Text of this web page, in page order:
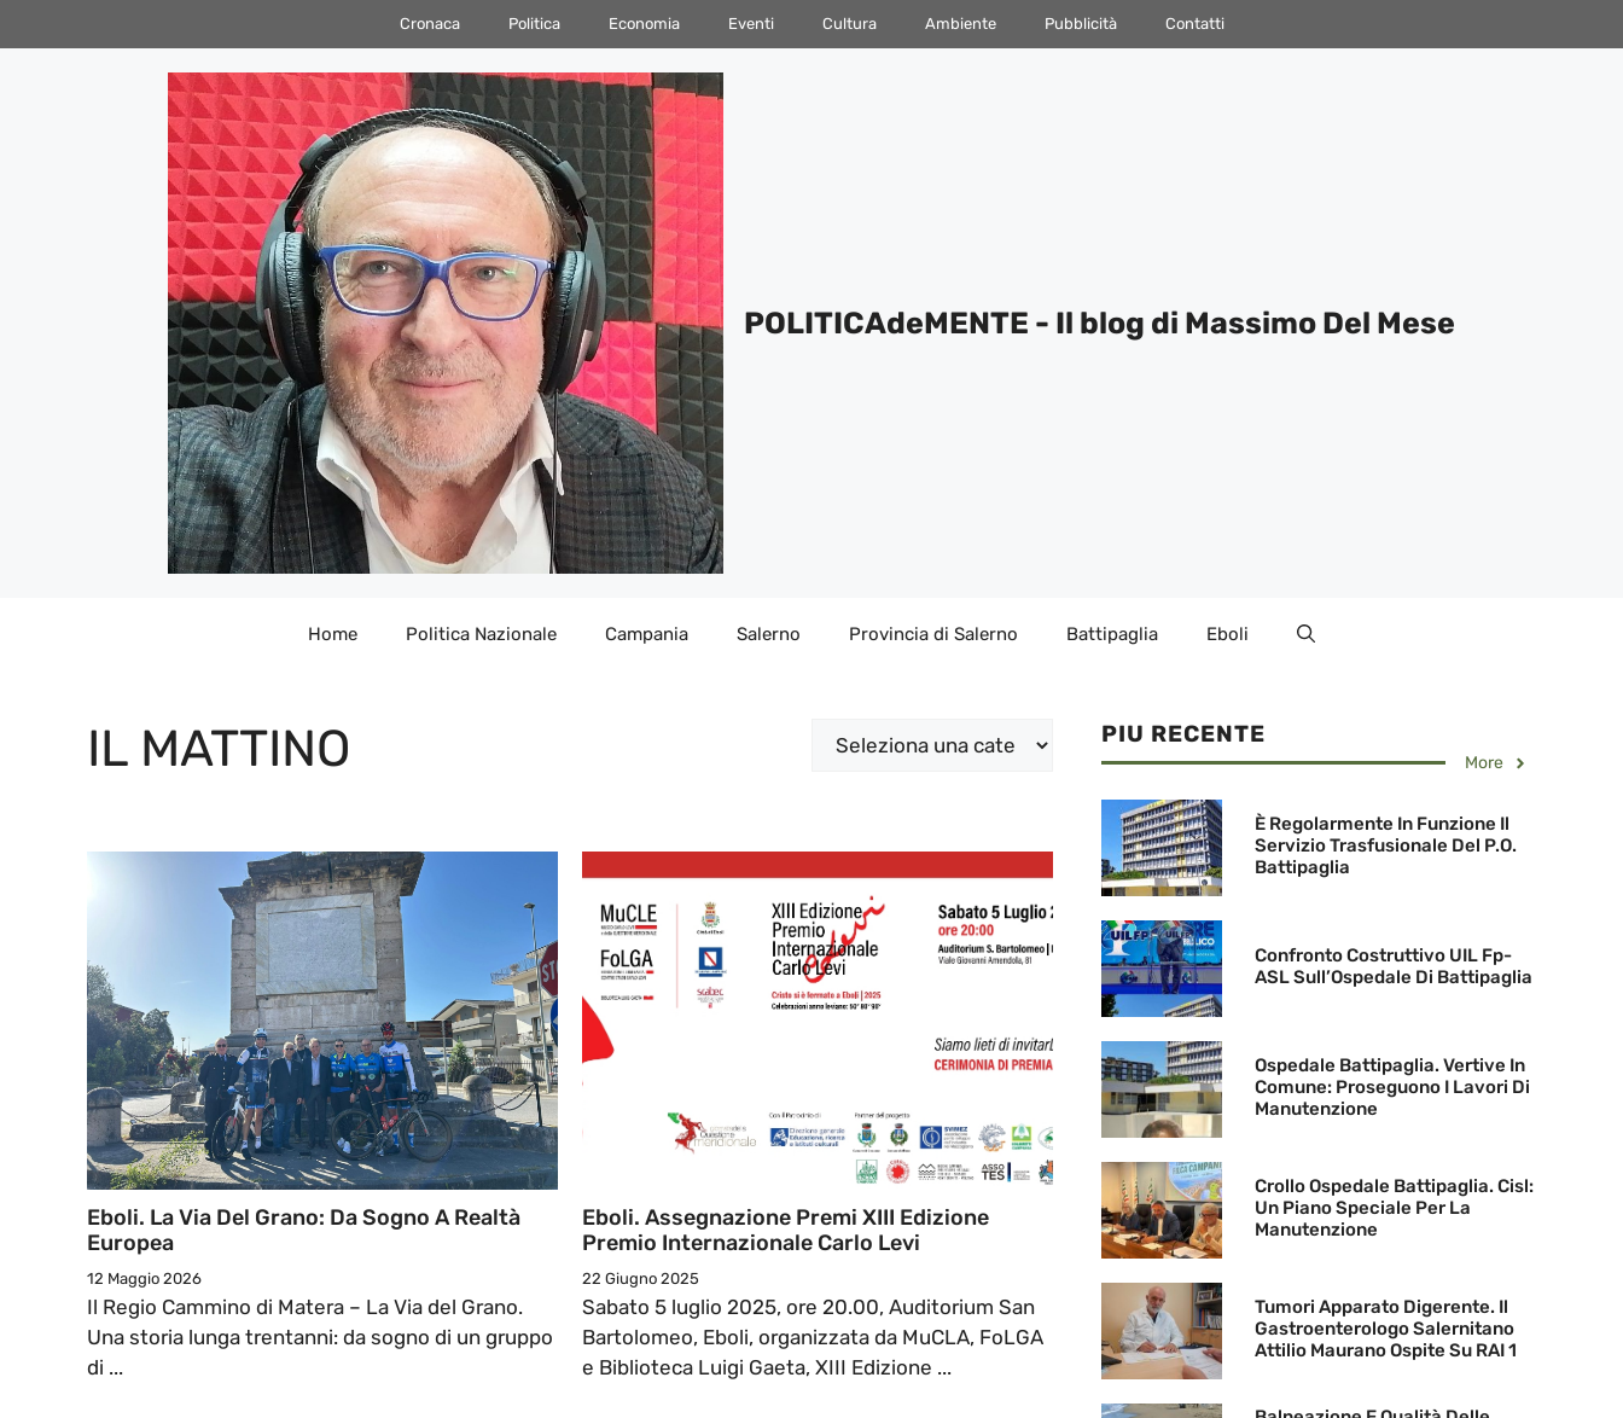
al
Cronaca Politica Economia Eventi Cultura Ambiente Pubblicità Contatti
POLITICAdeMENTE - Il blog di Massimo Del Mese
Home Politica Nazionale Campania Salerno Provincia di Salerno Battipaglia Eboli
IL MATTINO Categorie
Eboli. La Via Del Grano: Da Sogno A Realtà
Europea
12 Maggio 2026
Il Regio Cammino di Matera – La Via del Grano.
Una storia lunga trentanni: da sogno di un gruppo
di ...
Eboli. Assegnazione Premi XIII Edizione
Premio Internazionale Carlo Levi
22 Giugno 2025
Sabato 5 luglio 2025, ore 20.00, Auditorium San
Bartolomeo, Eboli, organizzata da MuCLA, FoLGA
e Biblioteca Luigi Gaeta, XIII Edizione ...
PIU RECENTE
More
È Regolarmente In Funzione Il
Servizio Trasfusionale Del P.O.
Battipaglia
Confronto Costruttivo UIL Fp-
ASL Sull’Ospedale Di Battipaglia
Ospedale Battipaglia. Vertive In
Comune: Proseguono I Lavori Di
Manutenzione
Crollo Ospedale Battipaglia. Cisl:
Un Piano Speciale Per La
Manutenzione
Tumori Apparato Digerente. Il
Gastroenterologo Salernitano
Attilio Maurano Ospite Su RAI 1